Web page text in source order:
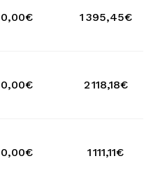
0,00€ 1 395,45€
0,00€ 2 118,18€
0,00€ 1 111,11€